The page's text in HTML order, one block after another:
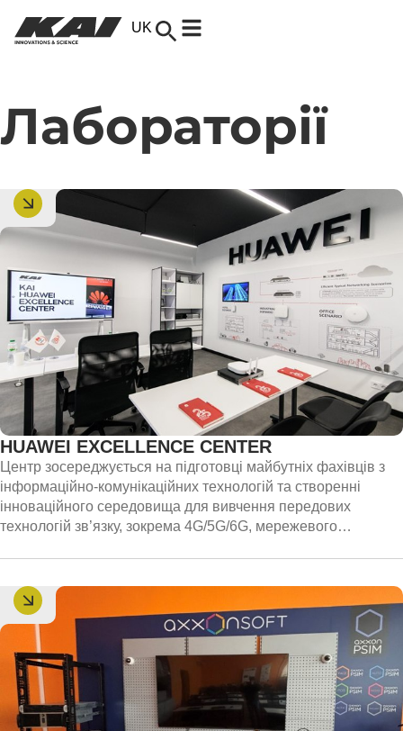
UK
EN
Лабораторії
HUAWEI EXCELLENCE CENTER
Центр зосереджується на підготовці майбутніх фахівців з
інформаційно-комунікаційних технологій та створенні
інноваційного середовища для вивчення передових
технологій зв’язку, зокрема 4G/5G/6G, мережевого